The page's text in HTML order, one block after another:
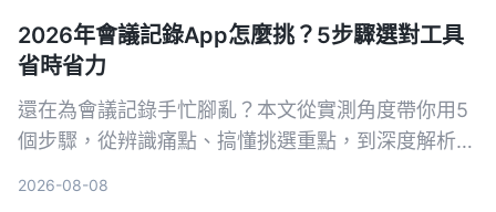
2026年會議記錄App怎麼挑？5步驟選對工具
省時省力
還在為會議記錄手忙腳亂？本文從實測角度帶你用5
個步驟，從辨識痛點、搞懂挑選重點，到深度解析首
2026-08-08